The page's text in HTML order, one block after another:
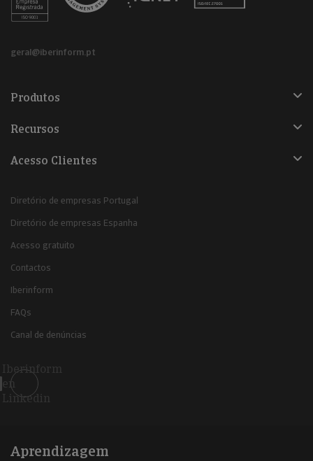
geral@iberinform.pt
Produtos
Recursos
Acesso Clientes
Diretório de empresas Portugal
Diretório de empresas Espanha
Acesso gratuito
Contactos
Iberinform
FAQs
Canal de denúncias
Iberinform
en
Linkedin
Aprendizagem